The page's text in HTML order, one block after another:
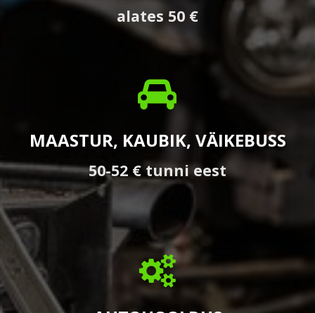
alates 50 €
MAASTUR, KAUBIK, VÄIKEBUSS
50-52 € tunni eest